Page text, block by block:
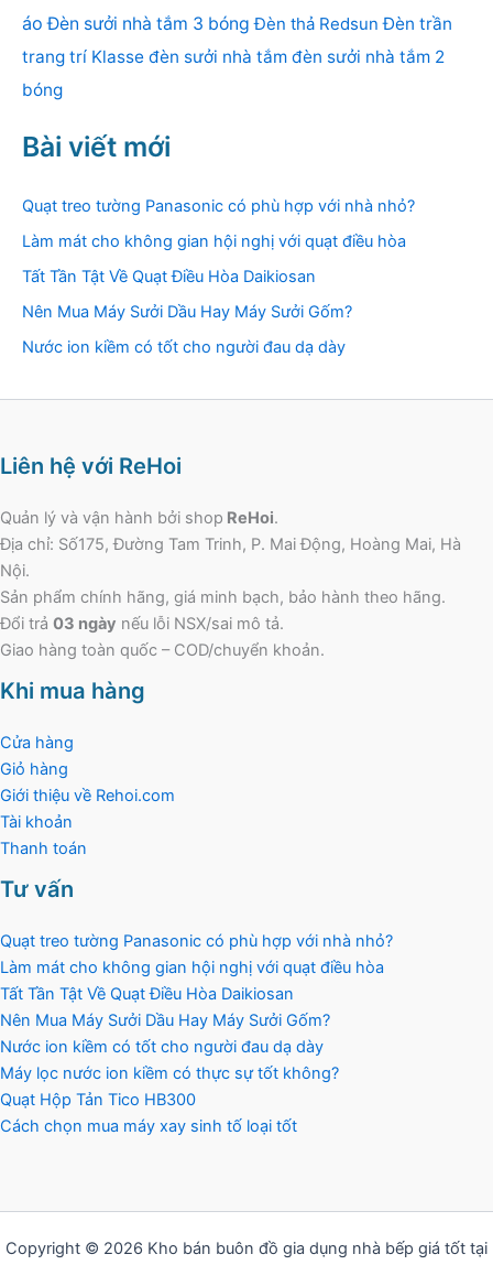
áo Đèn sưởi nhà tắm 3 bóng Đèn thả Redsun Đèn trần
trang trí Klasse đèn sưởi nhà tắm đèn sưởi nhà tắm 2
bóng
Bài viết mới
Quạt treo tường Panasonic có phù hợp với nhà nhỏ?
Làm mát cho không gian hội nghị với quạt điều hòa
Tất Tần Tật Về Quạt Điều Hòa Daikiosan
Nên Mua Máy Sưởi Dầu Hay Máy Sưởi Gốm?
Nước ion kiềm có tốt cho người đau dạ dày
Liên hệ với ReHoi
Quản lý và vận hành bởi shop ReHoi.
Địa chỉ: Số175, Đường Tam Trinh, P. Mai Động, Hoàng Mai, Hà
Nội.
Sản phẩm chính hãng, giá minh bạch, bảo hành theo hãng.
Đổi trả 03 ngày nếu lỗi NSX/sai mô tả.
Giao hàng toàn quốc – COD/chuyển khoản.
Khi mua hàng
Cửa hàng
Giỏ hàng
Giới thiệu về Rehoi.com
Tài khoản
Thanh toán
Tư vấn
Quạt treo tường Panasonic có phù hợp với nhà nhỏ?
Làm mát cho không gian hội nghị với quạt điều hòa
Tất Tần Tật Về Quạt Điều Hòa Daikiosan
Nên Mua Máy Sưởi Dầu Hay Máy Sưởi Gốm?
Nước ion kiềm có tốt cho người đau dạ dày
Máy lọc nước ion kiềm có thực sự tốt không?
Quạt Hộp Tản Tico HB300
Cách chọn mua máy xay sinh tố loại tốt
Copyright © 2026 Kho bán buôn đồ gia dụng nhà bếp giá tốt tại